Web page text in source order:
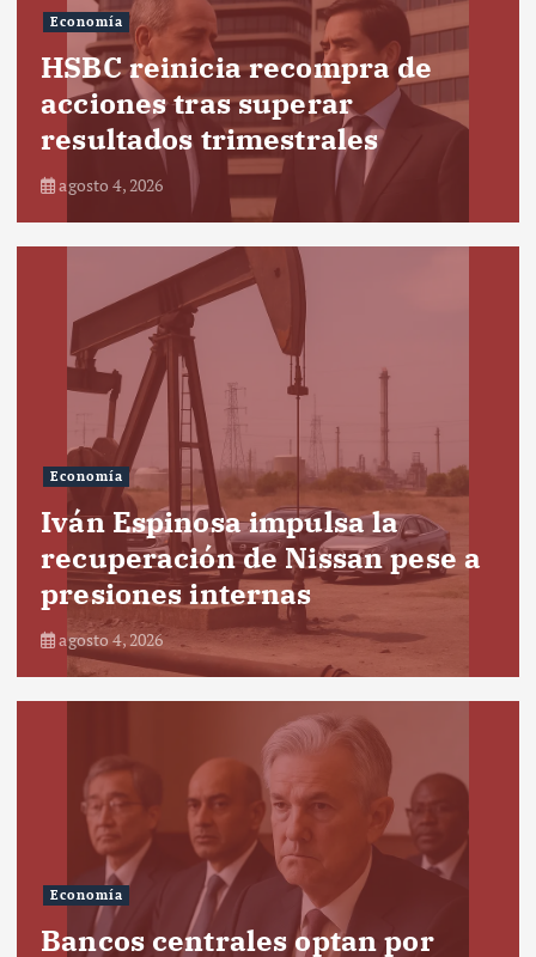
Economía
HSBC reinicia recompra de
acciones tras superar
resultados trimestrales
agosto 4, 2026
Economía
Iván Espinosa impulsa la
recuperación de Nissan pese a
presiones internas
agosto 4, 2026
Economía
Bancos centrales optan por